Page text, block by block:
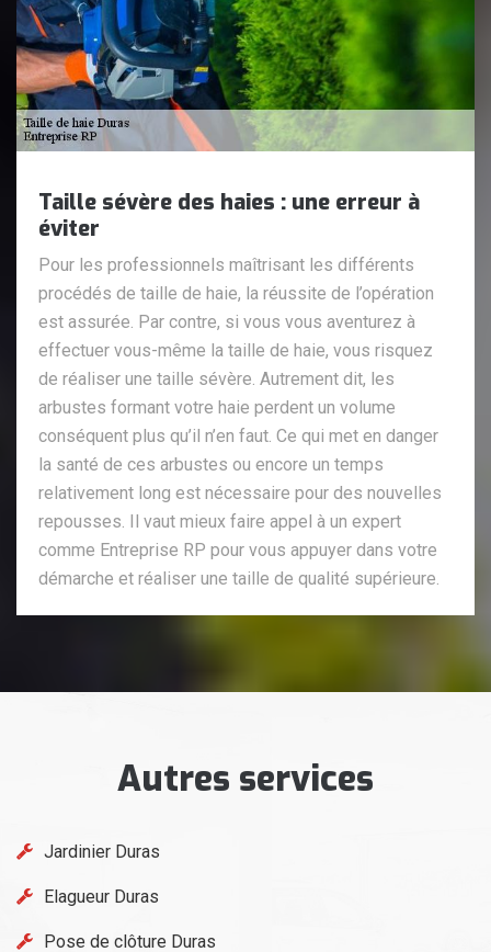
Taille sévère des haies : une erreur à
éviter
Pour les professionnels maîtrisant les différents
procédés de taille de haie, la réussite de l’opération
est assurée. Par contre, si vous vous aventurez à
effectuer vous-même la taille de haie, vous risquez
de réaliser une taille sévère. Autrement dit, les
arbustes formant votre haie perdent un volume
conséquent plus qu’il n’en faut. Ce qui met en danger
la santé de ces arbustes ou encore un temps
relativement long est nécessaire pour des nouvelles
repousses. Il vaut mieux faire appel à un expert
comme Entreprise RP pour vous appuyer dans votre
démarche et réaliser une taille de qualité supérieure.
Autres services
Jardinier Duras
Elagueur Duras
Pose de clôture Duras